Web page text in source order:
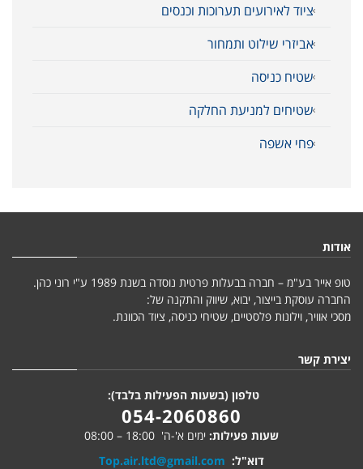
ציוד לאירועים תערוכות וכנסים
אביזרי שילוט ותמחור
שטיח כניסה
שטיחים למניעת החלקה
פחי אשפה
אודות
טופ אייר בע"מ – חברה בבעלות פרטית נוסדה בשנת 1989 ע"י רוני כהן.
החברה עוסקת בייצור, יבוא, שיווק והתקנה של:
מסכי אוויר, וילונות פלסטיים, שטיחי כניסה, ציוד הכוונת.
יצירת קשר
טלפון (בשעות הפעילות בלבד):
054-2060860
שעות פעילות: ימים א'-ה' 18:00 – 08:00
דוא"ל: Top.air.ltd@gmail.com